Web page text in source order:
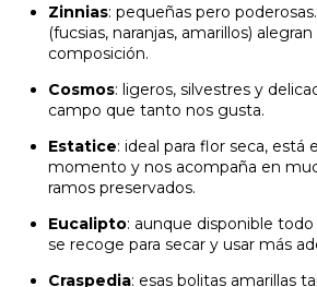
Zinnias: pequeñas pero
(fucsias, naranjas, amarillos)
composición.
Cosmos: ligeros, silvestres y
campo que tanto nos gusta.
Estatice: ideal para flor seca, está
momento y nos acompaña en
ramos preservados.
Eucalipto: aunque disponible todo
se recoge para secar y usar más
Craspedia: esas bolitas amarillas